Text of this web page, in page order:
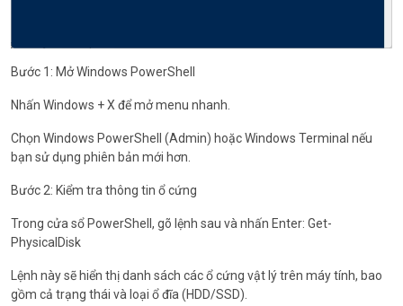
Bước 1: Mở Windows PowerShell
Nhấn Windows + X để mở menu nhanh.
Chọn Windows PowerShell (Admin) hoặc Windows Terminal nếu
bạn sử dụng phiên bản mới hơn.
Bước 2: Kiểm tra thông tin ổ cứng
Trong cửa sổ PowerShell, gõ lệnh sau và nhấn Enter: Get-
PhysicalDisk
Lệnh này sẽ hiển thị danh sách các ổ cứng vật lý trên máy tính, bao
gồm cả trạng thái và loại ổ đĩa (HDD/SSD).